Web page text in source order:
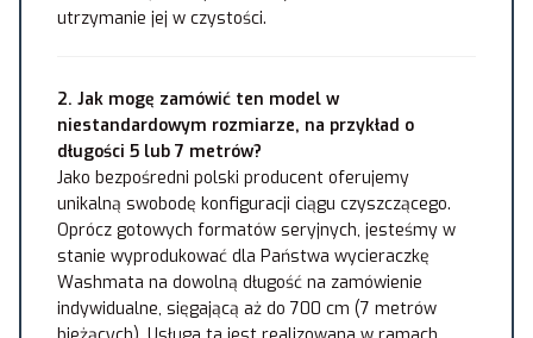
utrzymanie jej w czystości.
2. Jak mogę zamówić ten model w
niestandardowym rozmiarze, na przykład o
długości 5 lub 7 metrów?
Jako bezpośredni polski producent oferujemy
unikalną swobodę konfiguracji ciągu czyszczącego.
Oprócz gotowych formatów seryjnych, jesteśmy w
stanie wyprodukować dla Państwa wycieraczkę
Washmata na dowolną długość na zamówienie
indywidualne, sięgającą aż do 700 cm (7 metrów